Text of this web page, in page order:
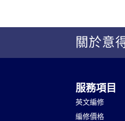
關於意
服務項目
英文編修
編修價格